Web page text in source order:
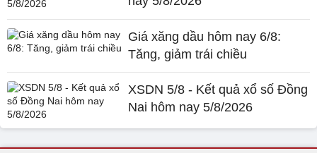
Giá xăng dầu hôm nay 6/8:
Tăng, giảm trái chiều
XSDN 5/8 - Kết quả xổ số Đồng
Nai hôm nay 5/8/2026